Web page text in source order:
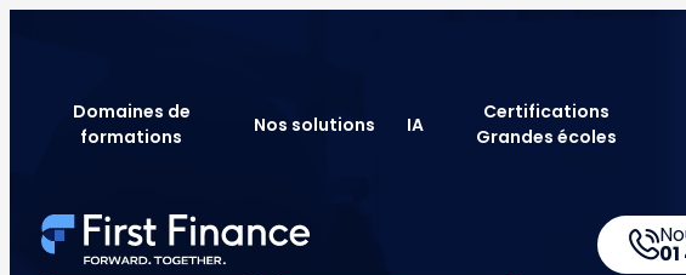
Domaines de
formations
Nos solutions IA
Certifications
Grandes écoles